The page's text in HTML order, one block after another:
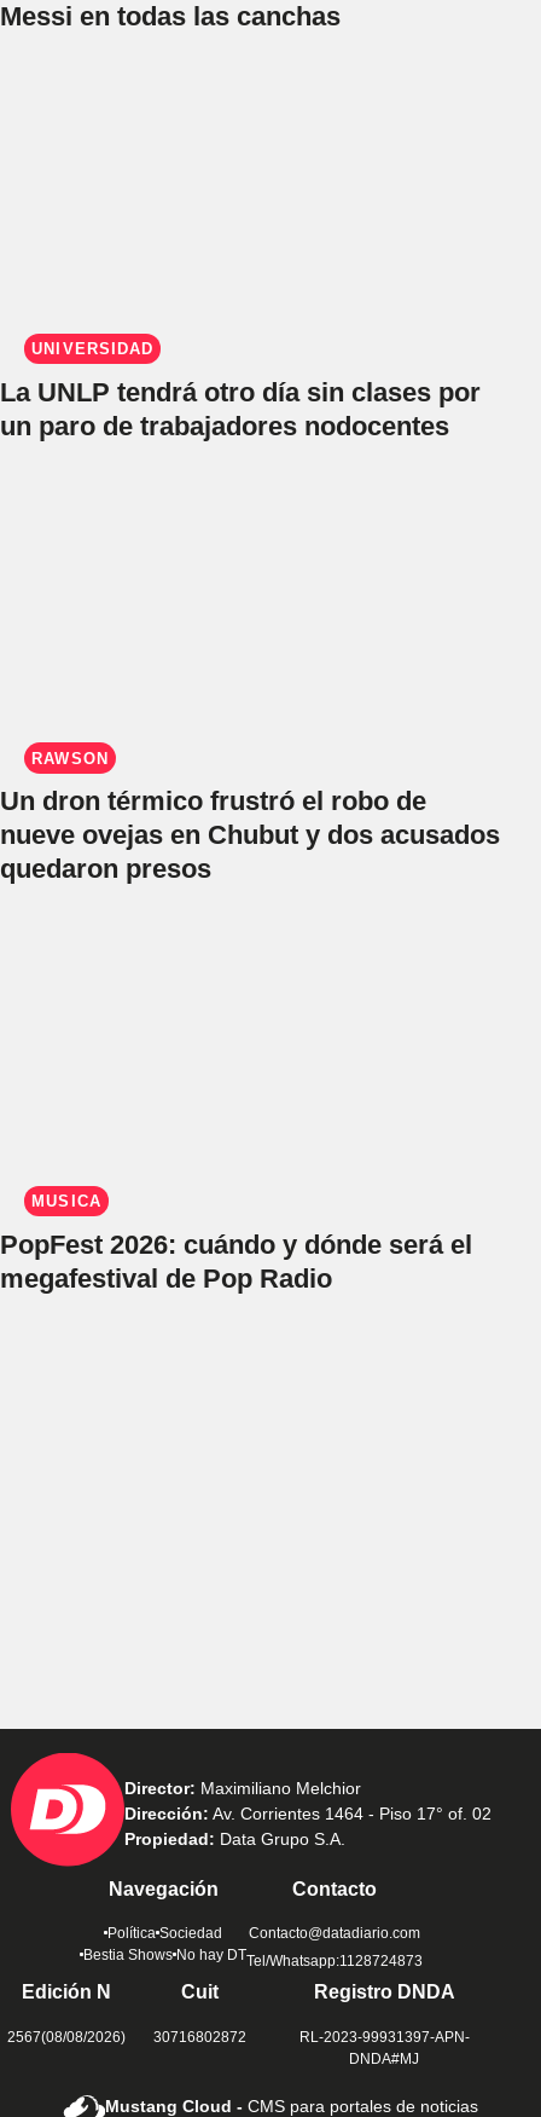
Messi en todas las canchas
UNIVERSIDAD
La UNLP tendrá otro día sin clases por
un paro de trabajadores nodocentes
RAWSON
Un dron térmico frustró el robo de
nueve ovejas en Chubut y dos acusados
quedaron presos
MÚSICA
PopFest 2026: cuándo y dónde será el
megafestival de Pop Radio
Director: Maximiliano Melchior
Dirección: Av. Corrientes 1464 - Piso 17° of. 02
Propiedad: Data Grupo S.A.
Navegación
Política Sociedad
Bestia Shows No hay DT
Contacto
Contacto@datadiario.com
Tel/Whatsapp:1128724873
Edición N
2567(08/08/2026)
Cuit
30716802872
Registro DNDA
RL-2023-99931397-APN-
DNDA#MJ
Mustang Cloud -CMS para portales de noticias